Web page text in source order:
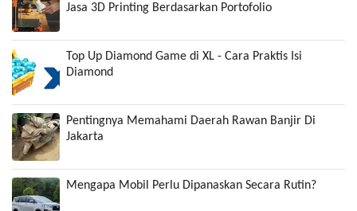
Jasa 3D Printing Berdasarkan Portofolio
Top Up Diamond Game di XL - Cara Praktis Isi
Diamond
Pentingnya Memahami Daerah Rawan Banjir Di
Jakarta
Mengapa Mobil Perlu Dipanaskan Secara Rutin?